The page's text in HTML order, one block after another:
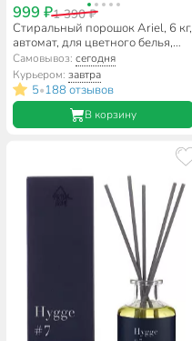
999 ₽1 390 ₽
Стиральный порошок Ariel, 6 кг,
автомат, для цветного белья,
Color
Самовывоз:сегодня
Курьером:завтра
5•188 отзывов
В корзину